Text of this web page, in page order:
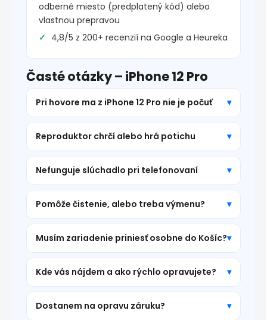
odberné miesto (predplatený kód) alebo
vlastnou prepravou
4,8/5 z 200+ recenzií na Google a Heureka
Časté otázky – iPhone 12 Pro
Pri hovore ma z iPhone 12 Pro nie je počuť
Reproduktor chrčí alebo hrá potichu
Nefunguje slúchadlo pri telefonovaní
Pomôže čistenie, alebo treba výmenu?
Musím zariadenie priniesť osobne do Košíc?
Kde vás nájdem a ako rýchlo opravujete?
Dostanem na opravu záruku?